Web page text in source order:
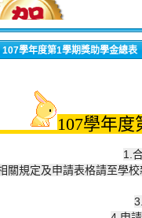
107學年度第1學期獎助學金總表
107學年度
1.
關規定及申請表格請至學